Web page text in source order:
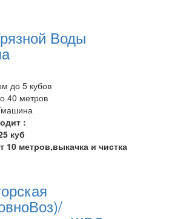
Воды
до 5 кубов
40 метров
:
куб
10 метров,выкачка и чистка